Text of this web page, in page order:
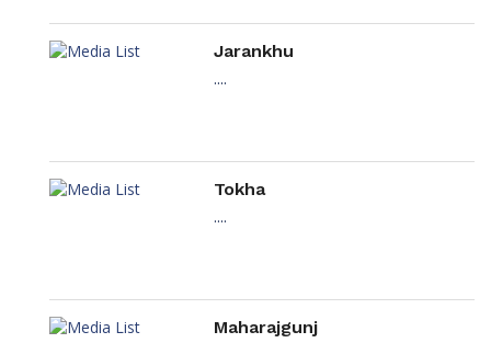
Jarankhu
....
Tokha
....
Maharajgunj